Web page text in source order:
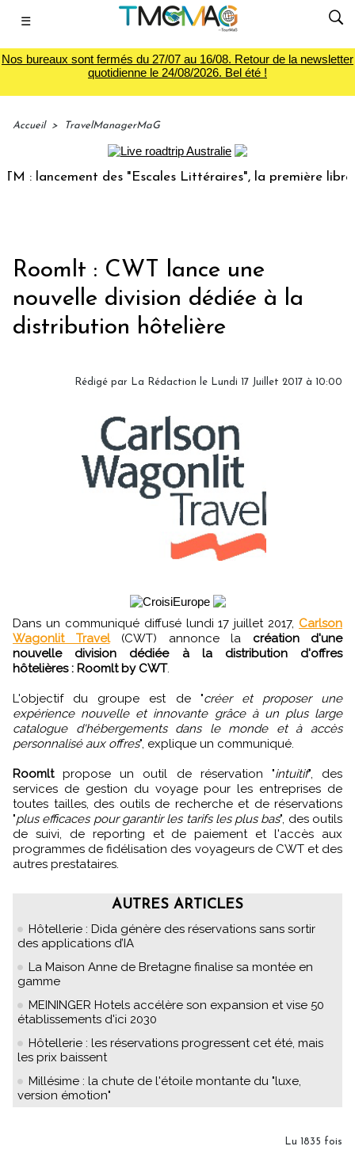
☰
Nos bureaux sont fermés du 27/07 au 16/08. Retour de la newsletter
quotidienne le 24/08/2026. Bel été !
Accueil > TravelManagerMaG
: lancement des "Escales Littéraires", la première librairie
Roomlt : CWT lance une
nouvelle division dédiée à la
distribution hôtelière
Rédigé par La Rédaction le Lundi 17 Juillet 2017 à 10:00
Dans un communiqué diffusé lundi 17 juillet 2017, Carlson
Wagonlit Travel(CWT) annonce la création d'une
nouvelle division dédiée à la distribution d'offres
hôtelières : Roomlt by CWT.
L'objectif du groupe est de "créer et proposer une
expérience nouvelle et innovante grâce à un plus large
catalogue d'hébergements dans le monde et à accès
personnalisé aux offres", explique un communiqué.
Roomltpropose un outil de réservation "intuitif", des
services de gestion du voyage pour les entreprises de
toutes tailles, des outils de recherche et de réservations
"plus efficaces pour garantir les tarifs les plus bas", des outils
de suivi, de reporting et de paiement et l'accès aux
programmes de fidélisation des voyageurs de CWT et des
autres prestataires.
AUTRES ARTICLES
Hôtellerie : Dida génère des réservations sans sortir
des applications d’IA
La Maison Anne de Bretagne finalise sa montée en
gamme
MEININGER Hotels accélère son expansion et vise 50
établissements d'ici 2030
Hôtellerie : les réservations progressent cet été, mais
les prix baissent
Millésime : la chute de l'étoile montante du "luxe,
version émotion"
Lu 1835 fois